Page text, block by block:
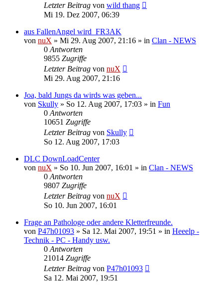
Letzter Beitrag von wild thang
Mi 19. Dez 2007, 06:39
aus FallenAngel wird FR3AK
von nuX » Mi 29. Aug 2007, 21:16 » in Clan - NEWS
0 Antworten
9855 Zugriffe
Letzter Beitrag von nuX
Mi 29. Aug 2007, 21:16
Joa, bald Jungs da wirds was geben...
von Skully » So 12. Aug 2007, 17:03 » in Fun
0 Antworten
10651 Zugriffe
Letzter Beitrag von Skully
So 12. Aug 2007, 17:03
DLC DownLoadCenter
von nuX » So 10. Jun 2007, 16:01 » in Clan - NEWS
0 Antworten
9807 Zugriffe
Letzter Beitrag von nuX
So 10. Jun 2007, 16:01
Frage an Pathologe oder andere Kletterfreunde.
von P47h01093 » Sa 12. Mai 2007, 19:51 » in Heeelp -
Technik - PC - Handy usw.
0 Antworten
21014 Zugriffe
Letzter Beitrag von P47h01093
Sa 12. Mai 2007, 19:51